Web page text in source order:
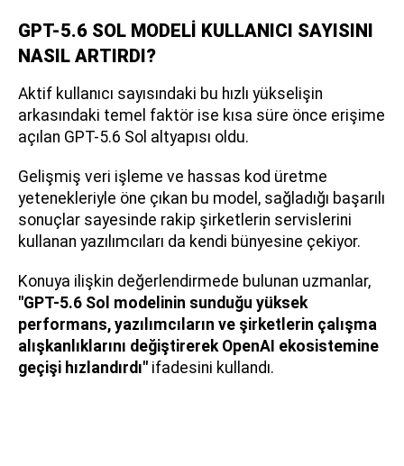
GPT-5.6 SOL MODELİ KULLANICI SAYISINI
NASIL ARTIRDI?
Aktif kullanıcı sayısındaki bu hızlı yükselişin
arkasındaki temel faktör ise kısa süre önce erişime
açılan GPT-5.6 Sol altyapısı oldu.
Gelişmiş veri işleme ve hassas kod üretme
yetenekleriyle öne çıkan bu model, sağladığı başarılı
sonuçlar sayesinde rakip şirketlerin servislerini
kullanan yazılımcıları da kendi bünyesine çekiyor.
Konuya ilişkin değerlendirmede bulunan uzmanlar,
"GPT-5.6 Sol modelinin sunduğu yüksek
performans, yazılımcıların ve şirketlerin çalışma
alışkanlıklarını değiştirerek OpenAI ekosistemine
geçişi hızlandırdı" ifadesini kullandı.